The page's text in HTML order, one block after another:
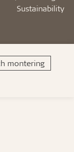
Sustainability
montering